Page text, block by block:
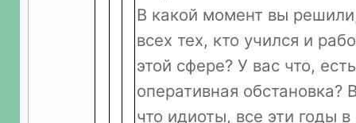
В какой момент вы
всех тех, кто учился и
этой сфере? У вас что,
оперативная обстановка?
что идиоты, все эти годы в